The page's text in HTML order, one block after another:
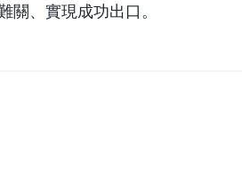
、實現成功出口。